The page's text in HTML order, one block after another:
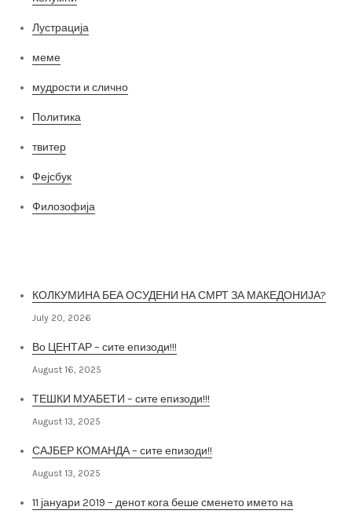
Лустрација
меме
мудрости и слично
Политика
твитер
Фејсбук
Филозофија
КОЛКУМИНА БЕА ОСУДЕНИ НА СМРТ ЗА МАКЕДОНИЈА?
July 20, 2026
Во ЦЕНТАР – сите епизоди!!!
August 16, 2025
ТЕШКИ МУАБЕТИ – сите епизоди!!!
August 13, 2025
САЈБЕР КОМАНДА – сите епизоди!!
August 13, 2025
11 јануари 2019 – денот кога беше сменето името на